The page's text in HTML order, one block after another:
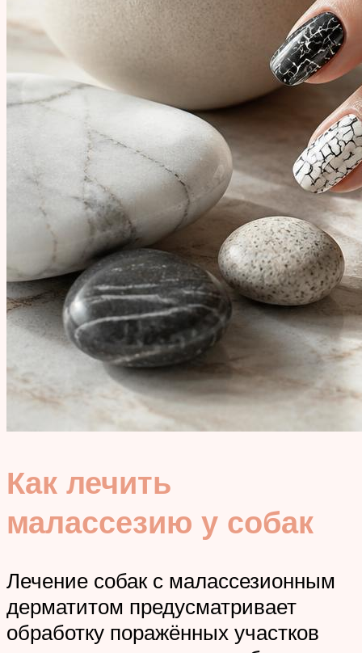
Как лечить
малассезию у собак
Лечение собак с малассезионным
дерматитом предусматривает
обработку поражённых участков